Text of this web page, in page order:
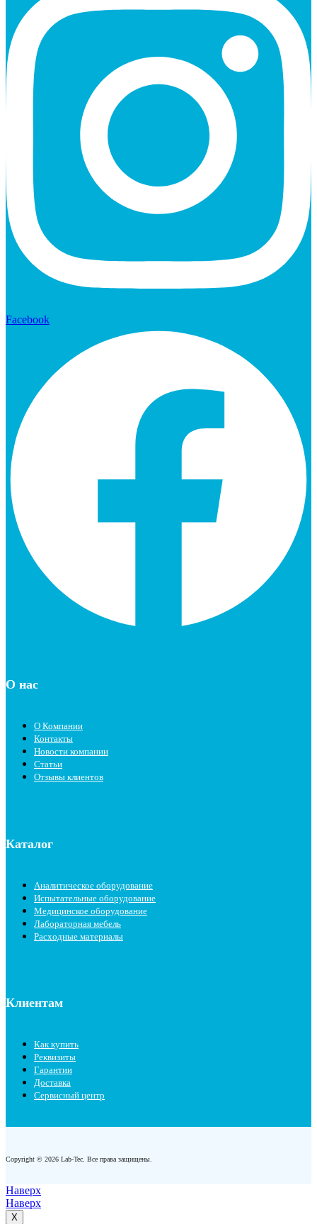
Facebook
О нас
О Компании
Контакты
Новости компании
Статьи
Отзывы клиентов
Каталог
Аналитическое оборудование
Испытательные оборудование
Медицинское оборудование
Лабораторная мебель
Расходные материалы
Клиентам
Как купить
Реквизиты
Гарантии
Доставка
Сервисный центр
Copyright © 2026 Lab-Tec. Все права защищены.
Наверх
Наверх
X